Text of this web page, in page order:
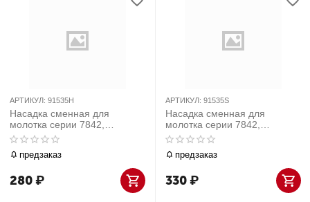
АРТИКУЛ: 91535H
Насадка сменная для
молотка серии 7842,
полиуретан, 38 мм, твердая
предзаказ
280₽
АРТИКУЛ: 91535S
Насадка сменная для
молотка серии 7842,
полиуретан, 38 мм, мягкая
предзаказ
330₽